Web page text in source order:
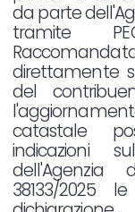
da parte
tramite
direttamente
del
catastale
indicazioni
dell'Agenzia
38133/2025